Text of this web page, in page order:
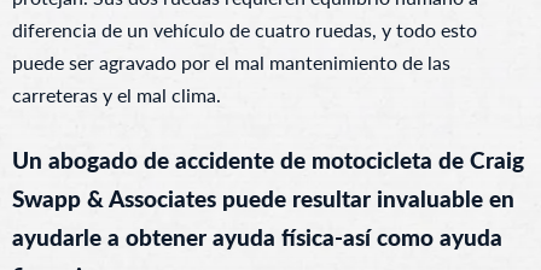
diferencia de un vehículo de cuatro ruedas, y todo esto
puede ser agravado por el mal mantenimiento de las
carreteras y el mal clima.
Un abogado de accidente de motocicleta de Craig
Swapp & Associates puede resultar invaluable en
ayudarle a obtener ayuda física-así como ayuda